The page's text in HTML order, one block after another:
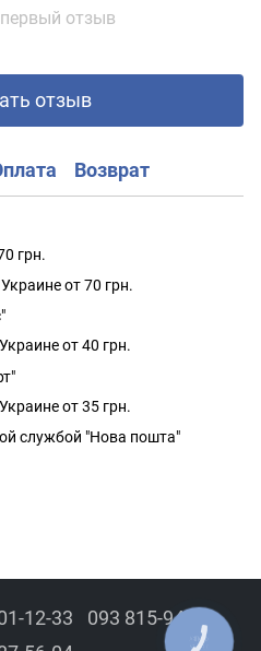
отзыв
отзыв
Возврат
грн.
от 70 грн.
от 40 грн.
от 35 грн.
службой "Нова пошта"
12-33
093 815-94-43
КНОПКА